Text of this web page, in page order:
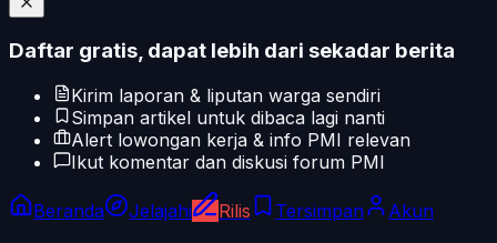
Daftar gratis, dapat lebih dari sekadar berita
Kirim laporan & liputan warga sendiri
Simpan artikel untuk dibaca lagi nanti
Alert lowongan kerja & info PMI relevan
Ikut komentar dan diskusi forum PMI
Beranda Jelajahi Rilis Tersimpan Akun